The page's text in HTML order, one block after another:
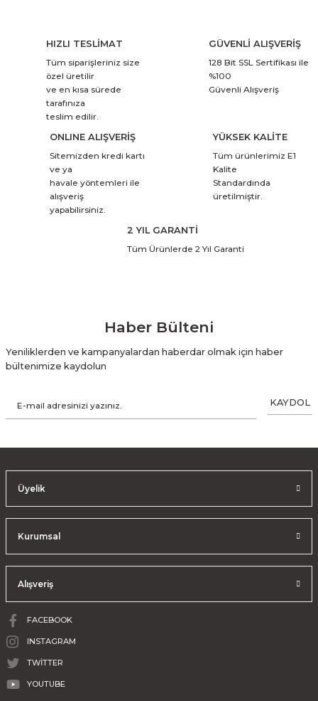
HIZLI TESLİMAT
Tüm siparişleriniz size
özel üretilir
ve en kısa sürede
tarafınıza
teslim edilir.
GÜVENLİ ALIŞVERİŞ
128 Bit SSL Sertifikası ile
%100
Güvenli Alışveriş
ONLINE ALIŞVERİŞ
Sitemizden kredi kartı
ve ya
havale yöntemleri ile
alışveriş
yapabilirsiniz.
YÜKSEK KALİTE
Tüm ürünlerimiz E1
Kalite
Standardında
üretilmiştir.
2 YIL GARANTİ
Tüm Ürünlerde 2 Yıl Garanti
Haber Bülteni
Yeniliklerden ve kampanyalardan haberdar olmak için haber
bültenimize kaydolun
KAYDOL
Üyelik
Kurumsal
Alışveriş
FACEBOOK
INSTAGRAM
TWİTTER
YOUTUBE